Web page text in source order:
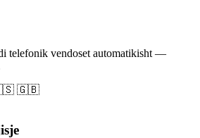
telefonik vendoset automatikisht —
🇬🇧